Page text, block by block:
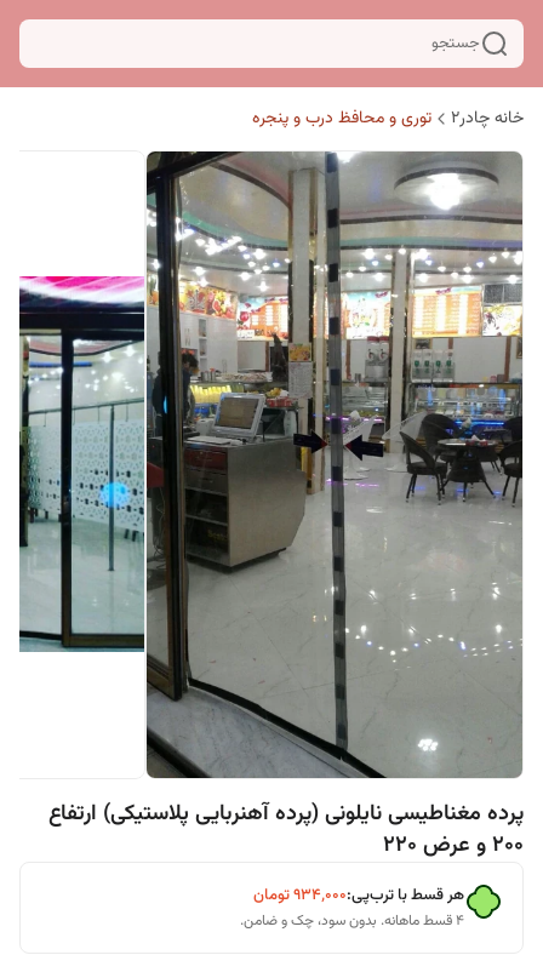
جستجو
خانه چادر۲ توری و محافظ درب و پنجره
پرده مغناطیسی نایلونی (پرده آهنربایی پلاستیکی) ارتفاع
200 و عرض 220
هر قسط با ترب‌پی:۹۳۴٬۰۰۰تومان
۴ قسط ماهانه. بدون سود، چک و ضامن.